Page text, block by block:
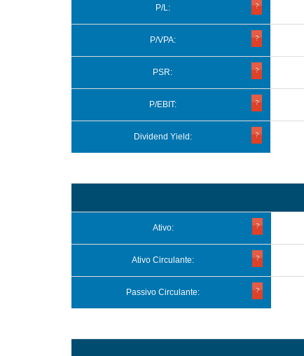
P/L:
P/VPA:
PSR:
P/EBIT:
Dividend Yield:
Ativo:
Ativo Circulante:
Passivo Circulante: